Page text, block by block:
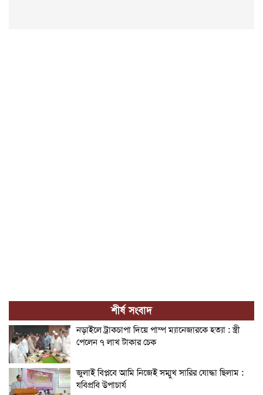
শীর্ষ সংবাদ
নড়াইলে ট্রাকচাপা দিয়ে পাম্প ম্যানেজারকে হত্যা : স্ত্রী
পেলেন ৭ লাখ টাকার চেক
জুলাই বিপ্লবে আমি নিজেই সম্মুখ সারির যোদ্ধা ছিলাম :
যবিপ্রবি উপাচার্য